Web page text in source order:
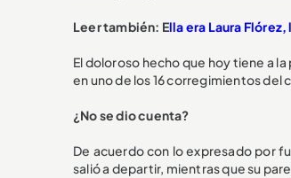
Leer también: Ella era Laura
El doloroso hecho que hoy tiene a
en uno de los 16 corregimientos del
¿No se dio cuenta?
De acuerdo con lo expresado por
salió a departir, mientras que su